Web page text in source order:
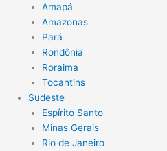
Amapá
Amazonas
Pará
Rondônia
Roraima
Tocantins
Sudeste
Espírito Santo
Minas Gerais
Rio de Janeiro